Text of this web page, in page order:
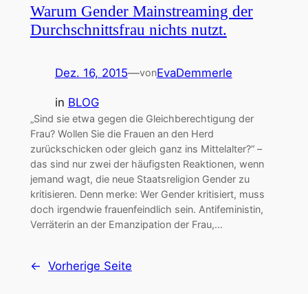
Warum Gender Mainstreaming der
Durchschnittsfrau nichts nutzt.
Dez. 16, 2015—vonEvaDemmerle
in BLOG
„Sind sie etwa gegen die Gleichberechtigung der
Frau? Wollen Sie die Frauen an den Herd
zurückschicken oder gleich ganz ins Mittelalter?“ –
das sind nur zwei der häufigsten Reaktionen, wenn
jemand wagt, die neue Staatsreligion Gender zu
kritisieren. Denn merke: Wer Gender kritisiert, muss
doch irgendwie frauenfeindlich sein. Antifeministin,
Verräterin an der Emanzipation der Frau,…
← Vorherige Seite